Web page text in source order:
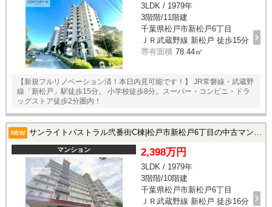
3LDK / 1979年
3階階/11階建
千葉県松戸市新松戸6丁目
ＪＲ武蔵野線 新松戸 徒歩15分
専有面積 78.44㎡
【新規フルリノベーション済！本日内見可能です！】 JR常磐線・武蔵野
線「新松戸」駅徒歩15分。 小学校徒歩8分。スーパー・コンビニ・ドラ
ッグストア徒歩2分圏内！
NEW サンライトパストラル弐番街C棟|松戸市新松戸6丁目の中古マンション
マンション 2,398万円
3LDK / 1979年
3階階/10階建
千葉県松戸市新松戸6丁目
ＪＲ武蔵野線 新松戸 徒歩16分